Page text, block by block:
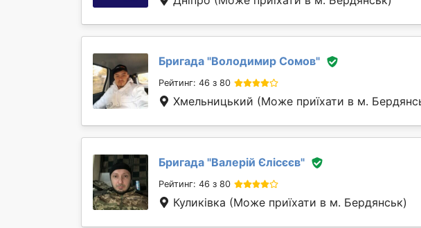
Бригада "Володимир Сомов"
Рейтинг: 46 з 80
Хмельницький (Може приїхати в м.
Бригада "Валерій Єлісєєв"
Рейтинг: 46 з 80
Куликівка (Може приїхати в м. Бердянськ)